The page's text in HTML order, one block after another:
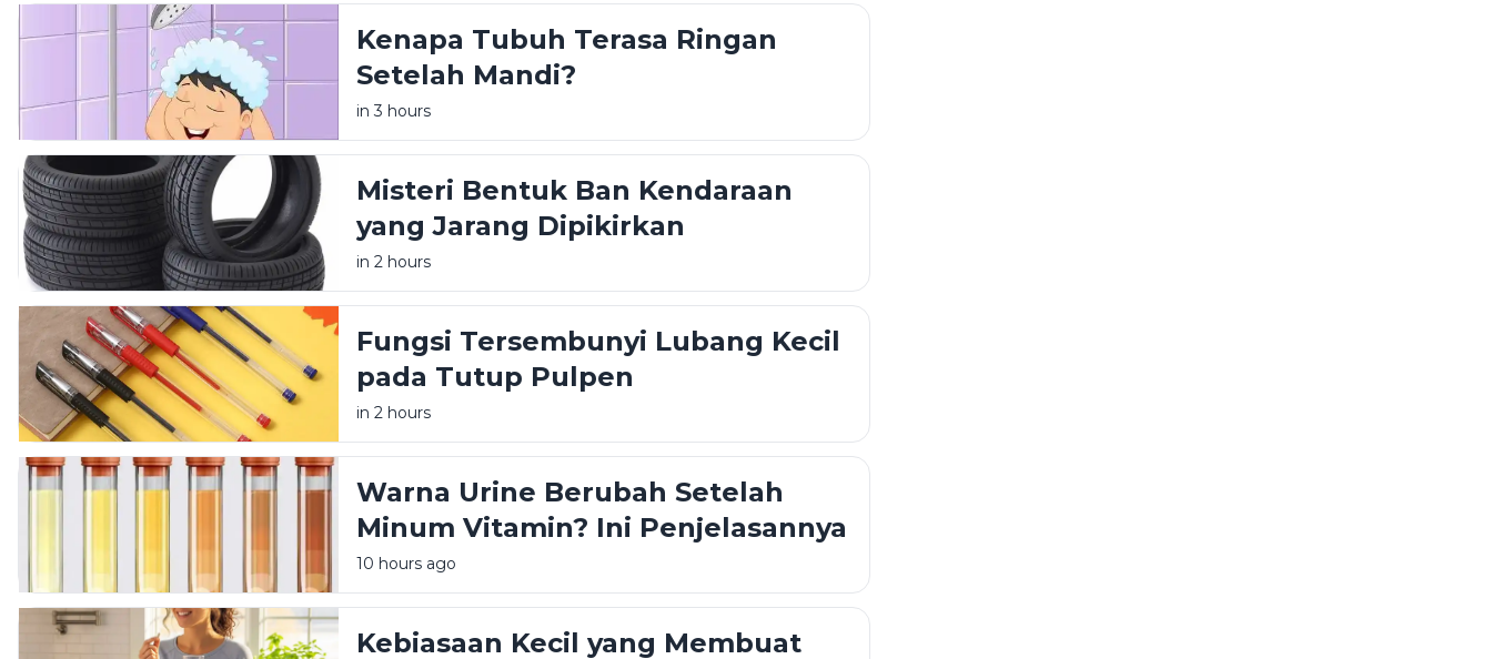
Kenapa Tubuh Terasa Ringan
Setelah Mandi?
in 3 hours
Misteri Bentuk Ban Kendaraan
yang Jarang Dipikirkan
in 2 hours
Fungsi Tersembunyi Lubang Kecil
pada Tutup Pulpen
in 2 hours
Warna Urine Berubah Setelah
Minum Vitamin? Ini Penjelasannya
10 hours ago
Kebiasaan Kecil yang Membuat